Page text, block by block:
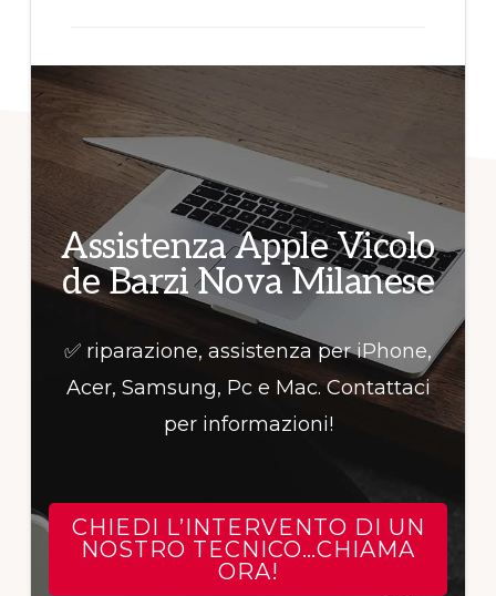
informazioni!
Assistenza Apple Vicolo
de Barzi Nova Milanese
✅ riparazione, assistenza per iPhone,
Acer, Samsung, Pc e Mac. Contattaci
per informazioni!
CHIEDI L’INTERVENTO DI UN
NOSTRO TECNICO…CHIAMA
ORA!